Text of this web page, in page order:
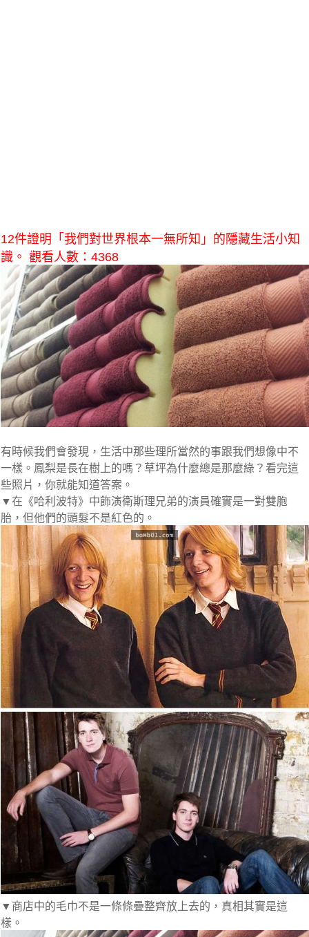
12件證明「我們對世界根本一無所知」的隱藏生活小知
識。 觀看人數：4368
有時候我們會發現，生活中那些理所當然的事跟我們想像中不
一樣。鳳梨是長在樹上的嗎？草坪為什麼總是那麼綠？看完這
些照片，你就能知道答案。
▼在《哈利波特》中飾演衛斯理兄弟的演員確實是一對雙胞
胎，但他們的頭髮不是紅色的。
▼商店中的毛巾不是一條條疊整齊放上去的，真相其實是這
樣。